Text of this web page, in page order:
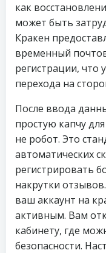
как
может быть
Кракен
временный
регистрации, что
перехода на
После ввода
простую капчу
не робот. Это
автоматических
регистрировать
накрутки
ваш аккаунт на
активным. Вам
кабинету, где
безопасности.